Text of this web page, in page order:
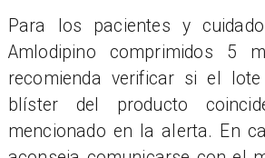
Para los pacientes y
Amlodipino comprimidos 5
recomienda verificar si el
blíster del producto
mencionado en la alerta. En